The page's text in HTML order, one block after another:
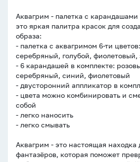
Аквагрим - палетка с
это яркая палитра красок для
образа:
- палетка с аквагримом 6-ти
серебряный, голубой, фиолетовый,
- 6 карандашей в комплекте:
серебряный, синий, фиолетовый
- двусторонний аппликатор в
- цвета можно комбинировать и
собой
- легко наносить
- легко смывать
Аквагрим - это настоящая находка
фантазёров, которая поможет